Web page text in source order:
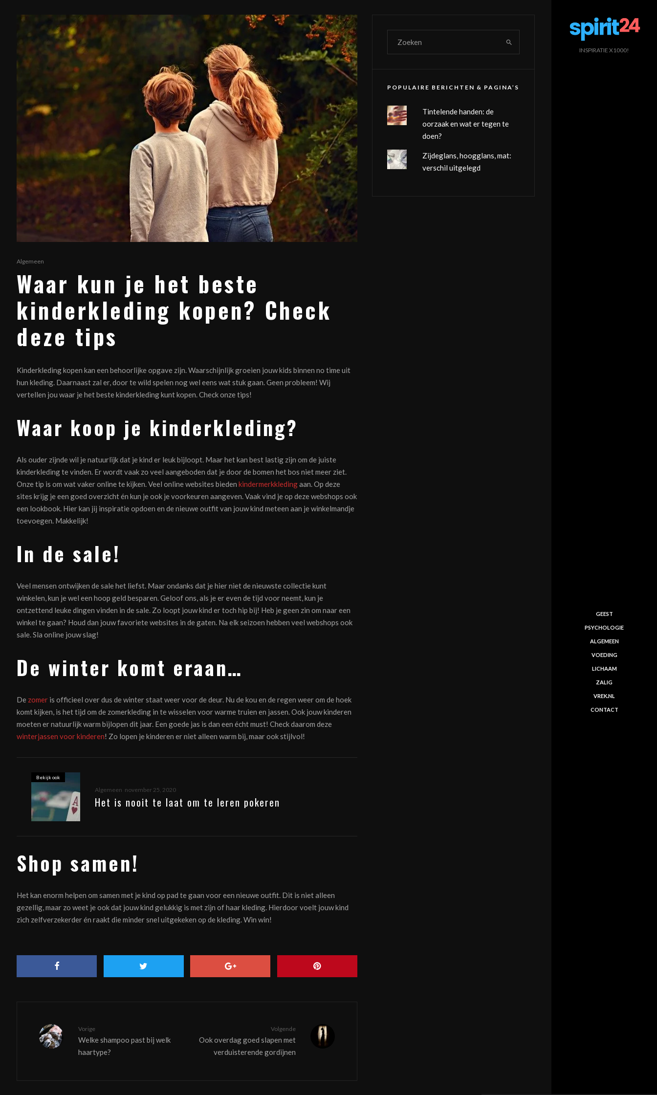
Algemeen
Waar kun je het beste
kinderkleding kopen? Check
deze tips
Kinderkleding kopen kan een behoorlijke opgave zijn. Waarschijnlijk groeien jouw kids binnen no time uit
hun kleding. Daarnaast zal er, door te wild spelen nog wel eens wat stuk gaan. Geen probleem! Wij
vertellen jou waar je het beste kinderkleding kunt kopen. Check onze tips!
Waar koop je kinderkleding?
Als ouder zijnde wil je natuurlijk dat je kind er leuk bijloopt. Maar het kan best lastig zijn om de juiste
kinderkleding te vinden. Er wordt vaak zo veel aangeboden dat je door de bomen het bos niet meer ziet.
Onze tip is om wat vaker online te kijken. Veel online websites bieden kindermerkkledingaan. Op deze
sites krijg je een goed overzicht én kun je ook je voorkeuren aangeven. Vaak vind je op deze webshops ook
een lookbook. Hier kan jij inspiratie opdoen en de nieuwe outfit van jouw kind meteen aan je winkelmandje
toevoegen. Makkelijk!
In de sale!
Veel mensen ontwijken de sale het liefst. Maar ondanks dat je hier niet de nieuwste collectie kunt
winkelen, kun je wel een hoop geld besparen. Geloof ons, als je er even de tijd voor neemt, kun je
ontzettend leuke dingen vinden in de sale. Zo loopt jouw kind er toch hip bij! Heb je geen zin om naar een
winkel te gaan? Houd dan jouw favoriete websites in de gaten. Na elk seizoen hebben veel webshops ook
sale. Sla online jouw slag!
De winter komt eraan…
De zomer is officieel over dus de winter staat weer voor de deur. Nu de kou en de regen weer om de hoek
komt kijken, is het tijd om de zomerkleding in te wisselen voor warme truien en jassen. Ook jouw kinderen
moeten er natuurlijk warm bijlopen dit jaar. Een goede jas is dan een écht must! Check daarom deze
winterjassen voor kinderen! Zo lopen je kinderen er niet alleen warm bij, maar ook stijlvol!
Bekijk ook
Algemeen november 25, 2020
Het is nooit te laat om te leren pokeren
Shop samen!
Het kan enorm helpen om samen met je kind op pad te gaan voor een nieuwe outfit. Dit is niet alleen
gezellig, maar zo weet je ook dat jouw kind gelukkig is met zijn of haar kleding. Hierdoor voelt jouw kind
zich zelfverzekerder én raakt die minder snel uitgekeken op de kleding. Win win!
Vorige
Welke shampoo past bij welk
haartype?
Volgende
Ook overdag goed slapen met
verduisterende gordijnen
POPULAIRE BERICHTEN & PAGINA’S
Tintelende handen: de
oorzaak en wat er tegen te
doen?
Zijdeglans, hoogglans, mat:
verschil uitgelegd
INSPIRATIE X1000!
GEEST
PSYCHOLOGIE
ALGEMEEN
VOEDING
LICHAAM
ZALIG
VREK.NL
CONTACT